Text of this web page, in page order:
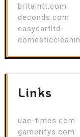
britaintt.com
deconds.com
easycartltd-
Links
uae-times.com
gamerifys.com